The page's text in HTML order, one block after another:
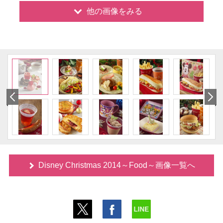
他の画像をみる
Disney Christmas 2014～Food～画像一覧へ